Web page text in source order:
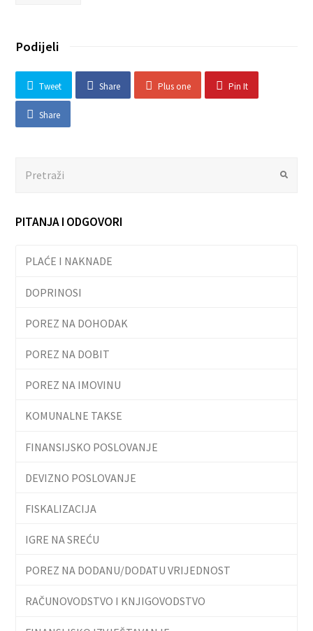
Podijeli
Tweet Share Plus one Pin It
Share
Submit
PITANJA I ODGOVORI
PLAĆE I NAKNADE
DOPRINOSI
POREZ NA DOHODAK
POREZ NA DOBIT
POREZ NA IMOVINU
KOMUNALNE TAKSE
FINANSIJSKO POSLOVANJE
DEVIZNO POSLOVANJE
FISKALIZACIJA
IGRE NA SREĆU
POREZ NA DODANU/DODATU VRIJEDNOST
RAČUNOVODSTVO I KNJIGOVODSTVO